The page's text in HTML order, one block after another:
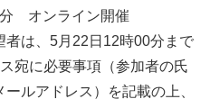
オンライン開催
は、5月22日12時00分まで
宛に必要事項（参加者の氏
ルアドレス）を記載の上、